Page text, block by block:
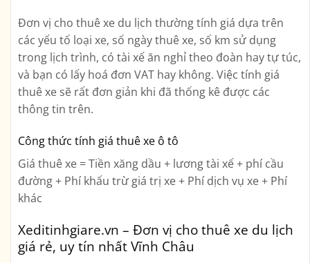
Đơn vị cho thuê xe du lịch thường tính giá dựa trên
các yếu tố loại xe, số ngày thuê xe, số km sử dụng
trong lịch trình, có tài xế ăn nghỉ theo đoàn hay tự túc,
và bạn có lấy hoá đơn VAT hay không. Việc tính giá
thuê xe sẽ rất đơn giản khi đã thống kê được các
thông tin trên.
Công thức tính giá thuê xe ô tô
Giá thuê xe = Tiền xăng dầu + lương tài xế + phí cầu
đường + Phí khấu trừ giá trị xe + Phí dịch vụ xe + Phí
khác
Xeditinhgiare.vn – Đơn vị cho thuê xe du lịch
giá rẻ, uy tín nhất Vĩnh Châu